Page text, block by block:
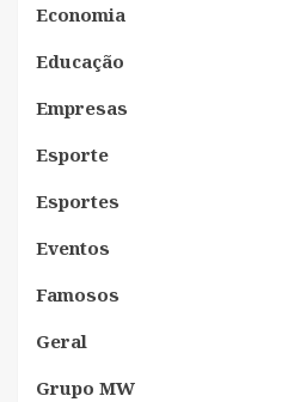
Economia
Educação
Empresas
Esporte
Esportes
Eventos
Famosos
Geral
Grupo MW